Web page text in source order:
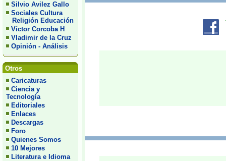
Silvio Avilez Gallo
Sociales Cultura
Religión Educación
Víctor Corcoba H
Vladimir de la Cruz
Opinión - Análisis
Otros
Caricaturas
Ciencia y
Tecnología
Editoriales
Enlaces
Descargas
Foro
Quienes Somos
10 Mejores
Literatura e Idioma